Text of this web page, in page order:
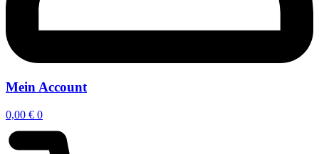
Mein Account
0,00 € 0